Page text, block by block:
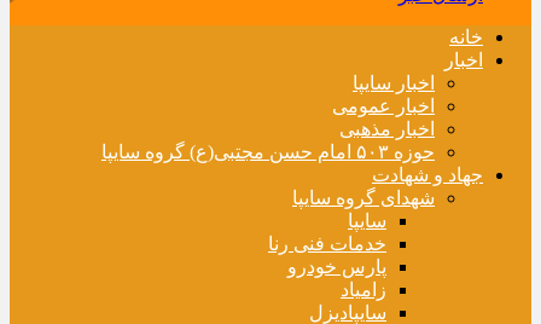
خانه
اخبار
اخبار سایپا
اخبار عمومی
اخبار مذهبی
حوزه ۵۰۳ امام حسن مجتبی(ع) گروه سایپا
جهاد و شهادت
شهدای گروه سایپا
سایپا
خدمات فنی رنا
پارس خودرو
زامیاد
سایپادیزل